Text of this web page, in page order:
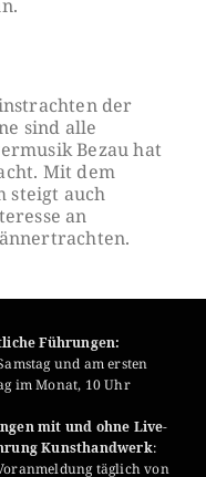
der
sind alle
Bezau hat
Mit dem
steigt auch
an
nertrachten.
Führungen:
und am ersten
im Monat, 10 Uhr
mit und ohne Live-
Kunsthandwerk:
täglich von